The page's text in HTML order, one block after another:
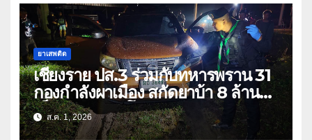
ยาเสพติด
เชียงราย ปส.3 ร่วมกับทหารพราน 31
กองกำลังผาเมือง สกัดยาบ้า 8 ล้าน
เม็ด เครือข่าย โล่ง แซ่ลี
ส.ค. 1, 2026